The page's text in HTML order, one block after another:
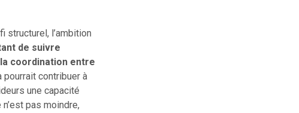
structurel, l’ambition
de suivre
coordination entre
pourrait contribuer à
une capacité
pas moindre,